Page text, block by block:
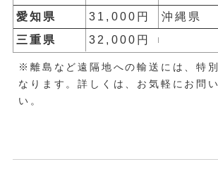
愛知県
31,000円 沖縄県
三重県
32,000円
※離島など遠隔地への輸送には、特
なります。詳しくは、お気軽にお問
い。